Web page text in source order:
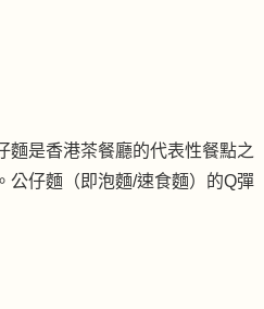
麵是香港茶餐廳的代表性餐點之
公仔麵（即泡麵/速食麵）的Q彈